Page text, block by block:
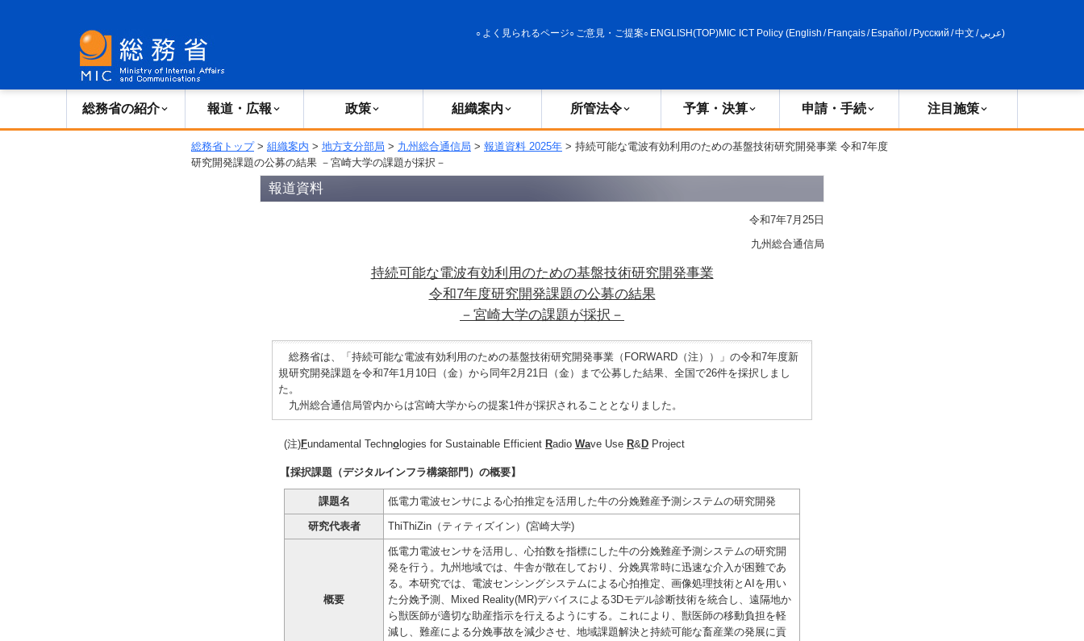
よく見られるページ ご意見・ご提案 ENGLISH(TOP)MIC ICT Policy (English / Français/ Español / Русский /中文 /عربي)
総務省の紹介 報道・広報 政策 組織案内 所管法令 予算・決算 申請・手続 注目施策
総務省トップ> 組織案内 > 地方支分部局 > 九州総合通信局 > 報道資料 2025年 > 持続可能な電波有効利用のための基盤技術研究開発事業 令和7年度
研究開発課題の公募の結果 －宮崎大学の課題が採択－
報道資料
令和7年7月25日
九州総合通信局
持続可能な電波有効利用のための基盤技術研究開発事業
令和7年度研究開発課題の公募の結果
－宮崎大学の課題が採択－
総務省は、「持続可能な電波有効利用のための基盤技術研究開発事業（FORWARD（注））」の令和7年度新
規研究開発課題を令和7年1月10日（金）から同年2月21日（金）まで公募した結果、全国で26件を採択しまし
た。
九州総合通信局管内からは宮崎大学からの提案1件が採択されることとなりました。
(注)Fundamental Techno logies for Sustainable Efficient Radio Wave Use R&D Project
【採択課題（デジタルインフラ構築部門）の概要】
課題名 低電力電波センサによる心拍推定を活用した牛の分娩難産予測システムの研究開発
研究代表者 ThiThiZin（ティティズイン）(宮崎大学)
概要
低電力電波センサを活用し、心拍数を指標にした牛の分娩難産予測システムの研究開
発を行う。九州地域では、牛舎が散在しており、分娩異常時に迅速な介入が困難であ
る。本研究では、電波センシングシステムによる心拍推定、画像処理技術とAIを用い
た分娩予測、Mixed Reality(MR)デバイスによる3Dモデル診断技術を統合し、遠隔地か
ら獣医師が適切な助産指示を行えるようにする。これにより、獣医師の移動負担を軽
減し、難産による分娩事故を減少させ、地域課題解決と持続可能な畜産業の発展に貢